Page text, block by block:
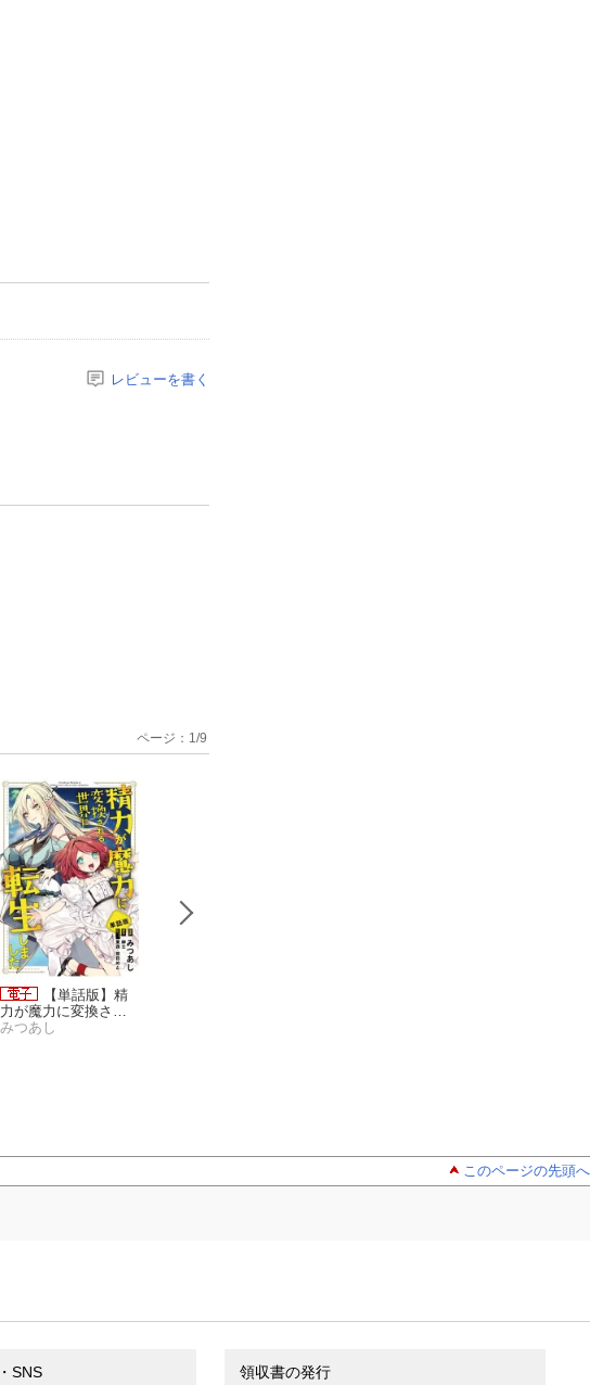
レビューを書く
【単話版】精
力が魔力に変換され
る世界に転生しまし
みつあし
ページ： 1/9
このページの先頭へ
SNS 領収書の発行